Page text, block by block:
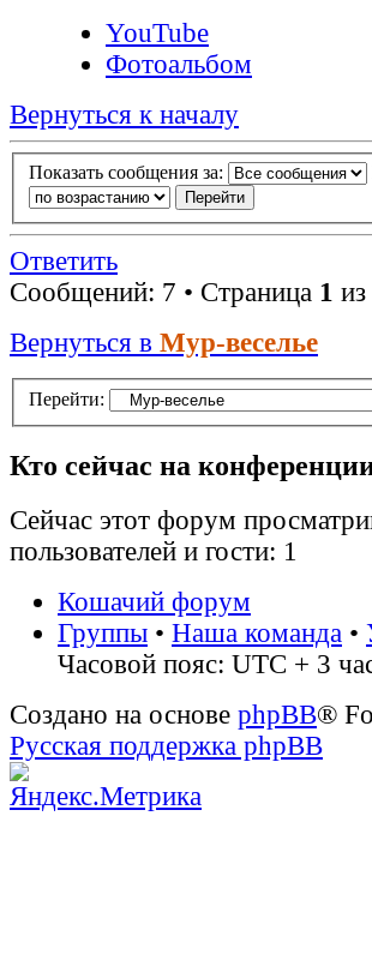
YouTube
Фотоальбом
Вернуться к началу
Показать сообщения за:
Ответить
Сообщений: 7 • Страница 1 из
Вернуться в Мур-веселье
Перейти:
Кто сейчас на
Сейчас этот форум
пользователей и гости: 1
Кошачий форум
Группы • Наша команда •
Часовой пояс: UTC + 3
Создано на основе phpBB®
Русская поддержка phpBB